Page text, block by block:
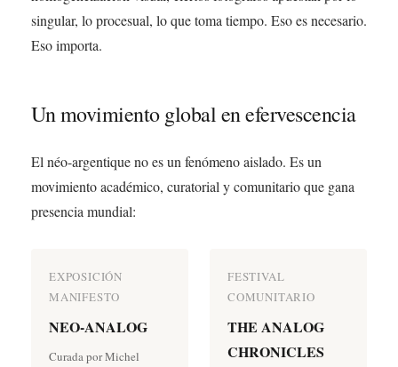
singular, lo procesual, lo que toma tiempo. Eso es necesario.
Eso importa.
Un movimiento global en efervescencia
El néo-argentique no es un fenómeno aislado. Es un
movimiento académico, curatorial y comunitario que gana
presencia mundial:
EXPOSICIÓN
MANIFESTO
NEO-ANALOG
Curada por Michel
FESTIVAL
COMUNITARIO
THE ANALOG
CHRONICLES